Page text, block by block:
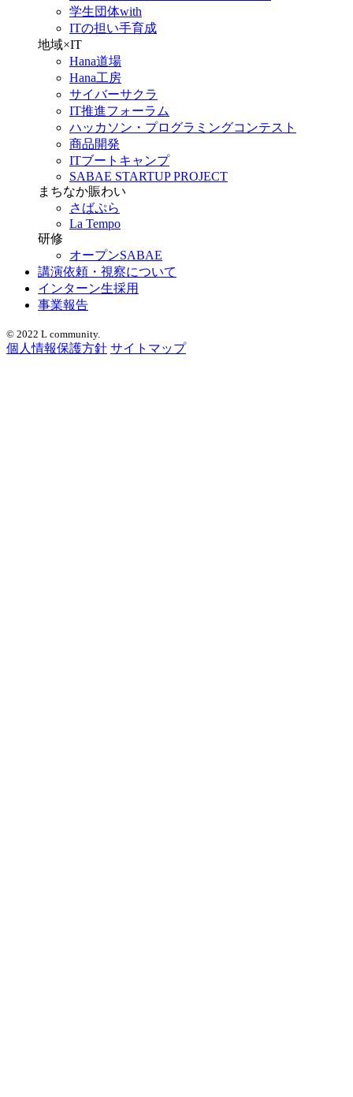
学生団体with
ITの担い手育成
地域×IT
Hana道場
Hana工房
サイバーサクラ
IT推進フォーラム
ハッカソン・プログラミングコンテスト
商品開発
ITブートキャンプ
SABAE STARTUP PROJECT
まちなか賑わい
さばぷら
La Tempo
研修
オープンSABAE
講演依頼・視察について
インターン生採用
事業報告
© 2022 L community.
個人情報保護方針 サイトマップ